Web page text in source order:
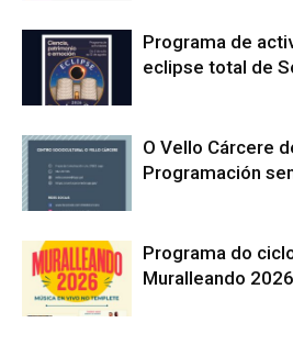
Programa de
eclipse total de
O Vello Cárcere
Programación
Programa do
Muralleando 2026